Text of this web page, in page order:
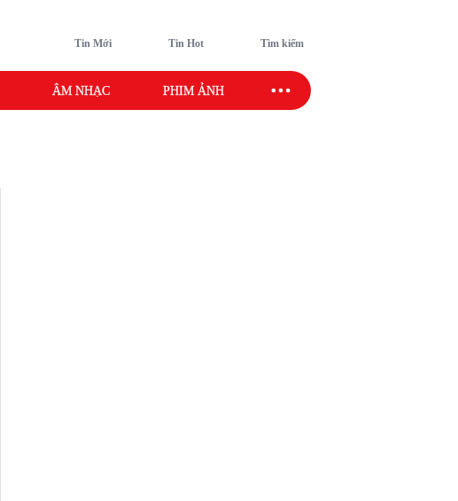
Tin Mới Tin Hot Tìm kiếm
ÂM NHẠC PHIM ẢNH SAO SPORT